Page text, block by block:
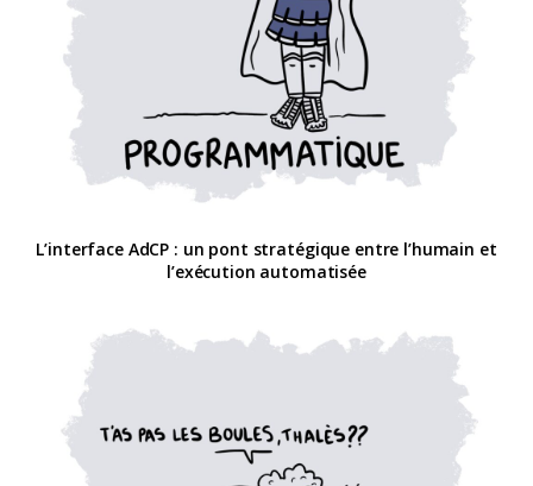
L’interface AdCP : un pont stratégique entre l’humain et
l’exécution automatisée